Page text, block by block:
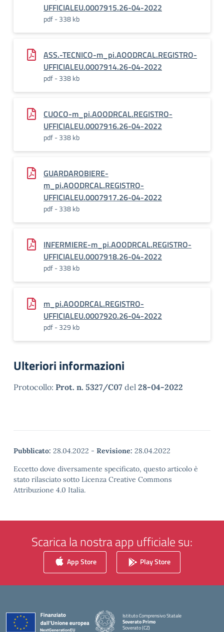
UFFICIALEU.0007915.26-04-2022
pdf - 338 kb
ASS.-TECNICO-m_pi.AOODRCAL.REGISTRO-
UFFICIALEU.0007914.26-04-2022
pdf - 338 kb
CUOCO-m_pi.AOODRCAL.REGISTRO-
UFFICIALEU.0007916.26-04-2022
pdf - 338 kb
GUARDAROBIERE-
m_pi.AOODRCAL.REGISTRO-
UFFICIALEU.0007917.26-04-2022
pdf - 338 kb
INFERMIERE-m_pi.AOODRCAL.REGISTRO-
UFFICIALEU.0007918.26-04-2022
pdf - 338 kb
m_pi.AOODRCAL.REGISTRO-
UFFICIALEU.0007920.26-04-2022
pdf - 329 kb
Ulteriori informazioni
Protocollo: Prot. n. 5327/C07 del 28-04-2022
Pubblicato: 28.04.2022 - Revisione: 28.04.2022
Eccetto dove diversamente specificato, questo articolo è
stato rilasciato sotto Licenza Creative Commons
Attribuzione 4.0 Italia.
Scarica la nostra app ufficiale su:
App Store Play Store
Istituto Comprensivo Statale
Soverato Primo
Soverato (CZ)